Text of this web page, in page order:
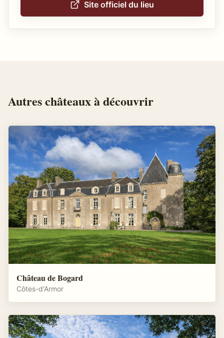
Site officiel du lieu
Autreschâteauxà découvrir
Château de Bogard
Côtes-d'Armor